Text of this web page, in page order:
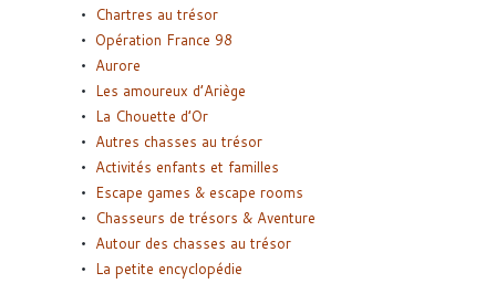
Chartres au trésor
Opération France 98
Aurore
Les amoureux d’Ariège
La Chouette d’Or
Autres chasses au trésor
Activités enfants et familles
Escape games & escape rooms
Chasseurs de trésors & Aventure
Autour des chasses au trésor
La petite encyclopédie